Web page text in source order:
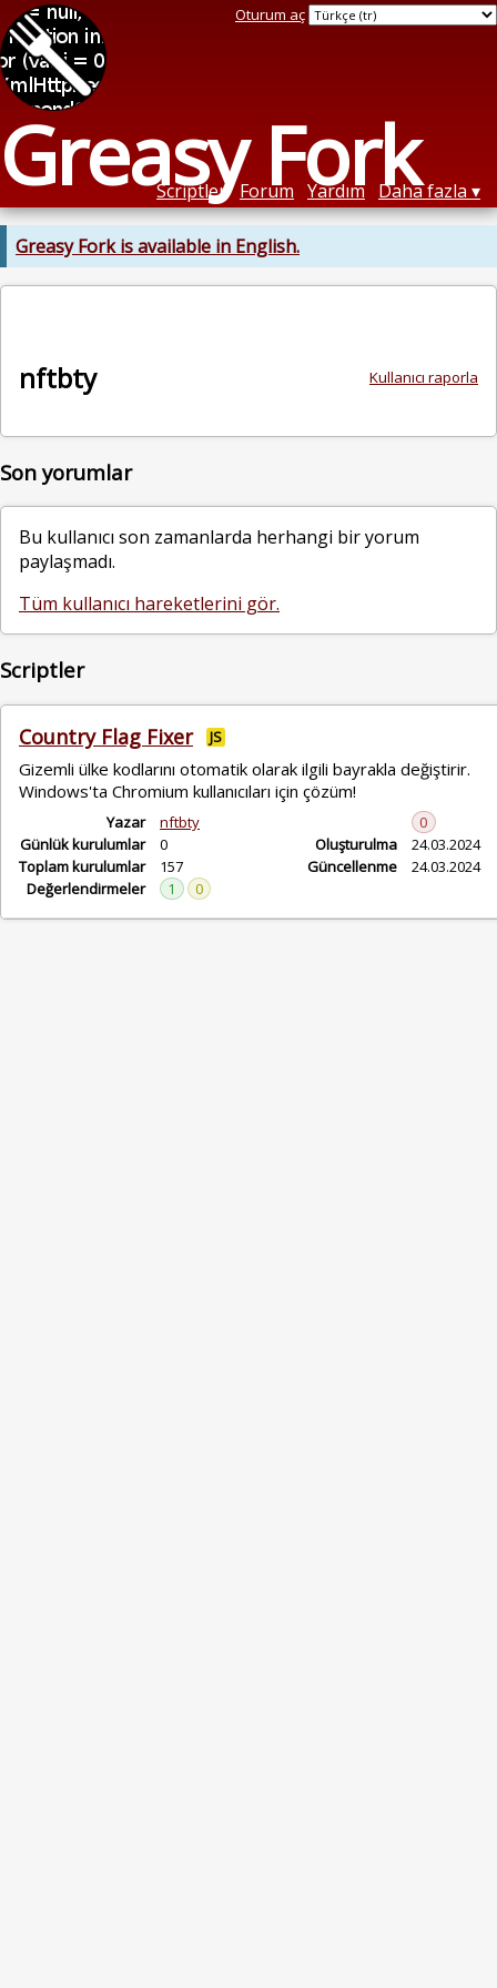
Greasy Fork
Oturum aç
Scriptler Forum Yardım Daha fazla
Greasy Fork is available in English.
Kullanıcı raporla
nftbty
Son yorumlar
Bu kullanıcı son zamanlarda herhangi bir yorum
paylaşmadı.
Tüm kullanıcı hareketlerini gör.
Scriptler
Country Flag Fixer JS
Gizemli ülke kodlarını otomatik olarak ilgili bayrakla değiştirir.
Windows'ta Chromium kullanıcıları için çözüm!
Yazar
nftbty
Günlük kurulumlar
0
Toplam kurulumlar
157
Değerlendirmeler
1 0
0
Oluşturulma
24.03.2024
Güncellenme
24.03.2024